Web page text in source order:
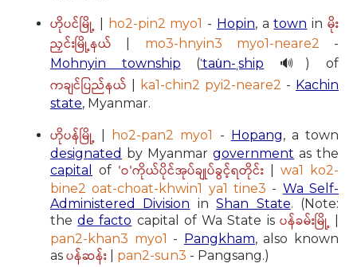
ဟိုပင်မြို့ ho2-pin2 myo1 - Hopin, atown inမိုး
ညှင်းမြို့နယ်
mo3-hnyin3 myo1-neare2 -
Mohnyin township (ˈtau̇n-ˌship 🔊) of
ကချင်ပြည်နယ် ka1-chin2 pyi2-neare2 - Kachin
state, Myanmar.
ဟိုပန်မြို့ ho2-pan2 myo1 - Hopang, a town
designated by Myanmar government as the
capital
of 'ဝ'ကိုယ်ပိုင်အုပ်ချုပ်ခွင့်ရတိုင်း
wa1 ko2-
bine2 oat-choat-khwin1 ya1 tine3 - Wa Self-
Administered Division inShan State. (Note:
thede facto capital of Wa State is ပန်ခမ်းမြို့
pan2-khan3 myo1 - Pangkham, also known
as ပန်ဆန်း pan2-sun3 - Pangsang.)